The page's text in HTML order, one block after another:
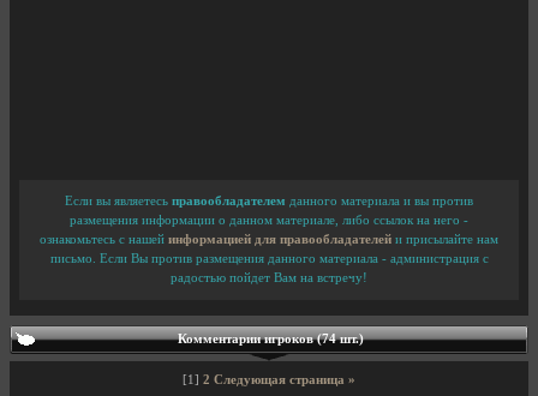
Если вы являетесь правообладателем данного материала и вы против
размещения информации о данном материале, либо ссылок на него -
ознакомьтесь с нашей информацией для правообладателей и присылайте нам
письмо. Если Вы против размещения данного материала - администрация с
радостью пойдет Вам на встречу!
Комментарии игроков (74 шт.)
[1] 2 Следующая страница »